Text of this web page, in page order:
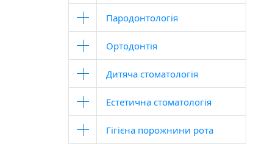
Пародонтологія
Ортодонтія
Дитяча стоматологія
Естетична стоматологія
Гігієна порожнини рота